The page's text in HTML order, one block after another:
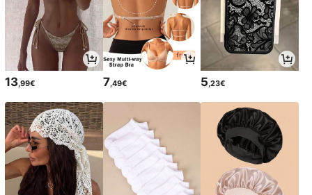
13,99€ 7,49€ 5,23€